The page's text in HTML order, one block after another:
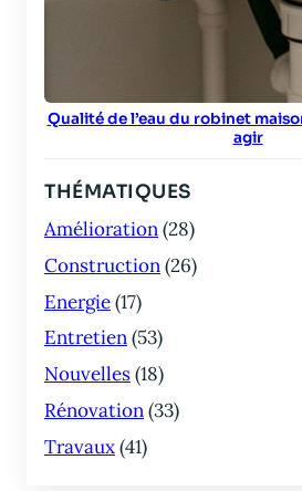
Qualité de l’eau du robinet
agir
THÉMATIQUES
Amélioration(28)
Construction(26)
Energie(17)
Entretien(53)
Nouvelles(18)
Rénovation(33)
Travaux(41)